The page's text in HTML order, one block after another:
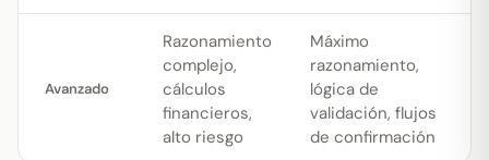
Avanzado
Razonamiento
complejo,
cálculos
financieros,
alto riesgo
Máximo
razonamiento,
lógica de
validación, flujos
de confirmación